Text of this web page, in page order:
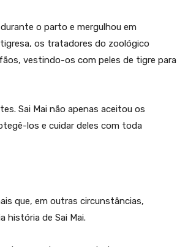
o parto e mergulhou em
os tratadores do zoológico
vestindo-os com peles de tigre para
Sai Mai não apenas aceitou os
los e cuidar deles com toda
que, em outras circunstâncias,
história de Sai Mai.